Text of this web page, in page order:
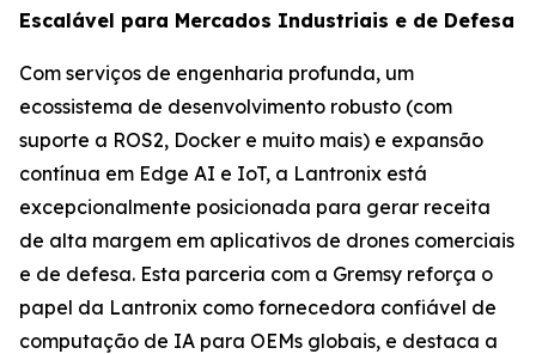
Escalável para Mercados Industriais e de Defesa
Com serviços de engenharia profunda, um
ecossistema de desenvolvimento robusto (com
suporte a ROS2, Docker e muito mais) e expansão
contínua em Edge AI e IoT, a Lantronix está
excepcionalmente posicionada para gerar receita
de alta margem em aplicativos de drones comerciais
e de defesa. Esta parceria com a Gremsy reforça o
papel da Lantronix como fornecedora confiável de
computação de IA para OEMs globais, e destaca a